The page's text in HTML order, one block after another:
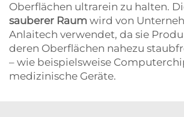
Oberflächen ultrarein zu halten.
sauberer Raum wird von
Anlaitech verwendet, da sie
deren Oberflächen nahezu
– wie beispielsweise
medizinische Geräte.